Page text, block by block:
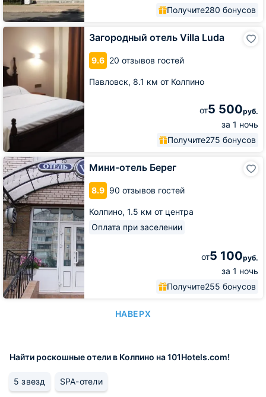
Получите280 бонусов
Загородный отель Villa Luda
9.6 20 отзывов гостей
Павловск, 8.1 км от Колпино
от5 500руб.
за 1 ночь
Получите275 бонусов
Загородный
Luda
Мини-отель Берег
8.9 90 отзывов гостей
Колпино, 1.5 км от центра
Оплата при заселении
от5 100руб.
за 1 ночь
Получите255 бонусов
Мини-
отель
Берег
НАВЕРХ
Найти роскошные отели в Колпино на 101Hotels.com!
5 звезд SPA-отели